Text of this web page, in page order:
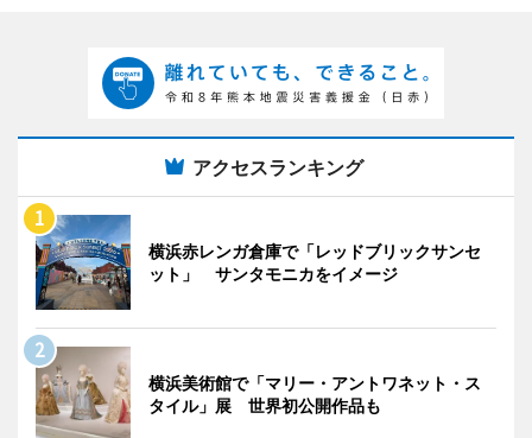
アクセスランキング
横浜赤レンガ倉庫で「レッドブリックサンセ
ット」 サンタモニカをイメージ
横浜美術館で「マリー・アントワネット・ス
タイル」展 世界初公開作品も